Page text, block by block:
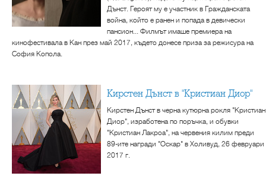
Дънст. Героят му е участник в Гражданската
война, който е ранен и попада в девически
пансион... Филмът имаше премиера на
кинофестивала в Кан през май 2017, където донесе приза за режисура на
София Копола.
Кирстен Дънст в "Кристиан Диор"
Кирстен Дънст в черна кутюрна рокля "Кристиан
Диор", изработена по поръчка, и обувки
"Кристиан Лакроа", на червения килим преди
89-ите награди "Оскар" в Холивуд, 26 февруари
2017 г.